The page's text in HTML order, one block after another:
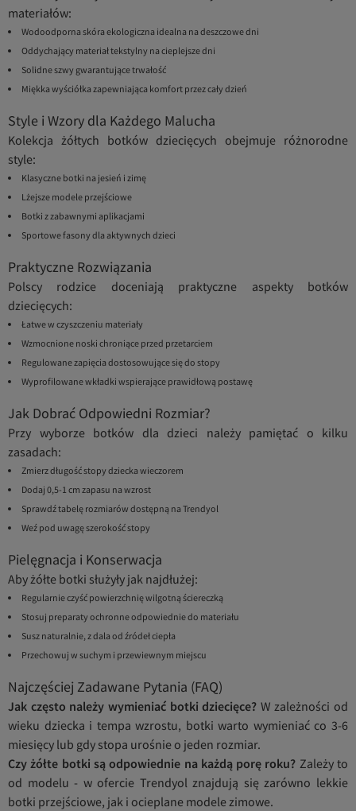
materiałów:
Wodoodporna skóra ekologiczna idealna na deszczowe dni
Oddychający materiał tekstylny na cieplejsze dni
Solidne szwy gwarantujące trwałość
Miękka wyściółka zapewniająca komfort przez cały dzień
Style i Wzory dla Każdego Malucha
Kolekcja żółtych botków dziecięcych obejmuje różnorodne
style:
Klasyczne botki na jesień i zimę
Lżejsze modele przejściowe
Botki z zabawnymi aplikacjami
Sportowe fasony dla aktywnych dzieci
Praktyczne Rozwiązania
Polscy rodzice doceniają praktyczne aspekty botków
dziecięcych:
Łatwe w czyszczeniu materiały
Wzmocnione noski chroniące przed przetarciem
Regulowane zapięcia dostosowujące się do stopy
Wyprofilowane wkładki wspierające prawidłową postawę
Jak Dobrać Odpowiedni Rozmiar?
Przy wyborze botków dla dzieci należy pamiętać o kilku
zasadach:
Zmierz długość stopy dziecka wieczorem
Dodaj 0,5-1 cm zapasu na wzrost
Sprawdź tabelę rozmiarów dostępną na Trendyol
Weź pod uwagę szerokość stopy
Pielęgnacja i Konserwacja
Aby żółte botki służyły jak najdłużej:
Regularnie czyść powierzchnię wilgotną ściereczką
Stosuj preparaty ochronne odpowiednie do materiału
Susz naturalnie, z dala od źródeł ciepła
Przechowuj w suchym i przewiewnym miejscu
Najczęściej Zadawane Pytania (FAQ)
Jak często należy wymieniać botki dziecięce? W zależności od
wieku dziecka i tempa wzrostu, botki warto wymieniać co 3-6
miesięcy lub gdy stopa urośnie o jeden rozmiar.
Czy żółte botki są odpowiednie na każdą porę roku? Zależy to
od modelu - w ofercie Trendyol znajdują się zarówno lekkie
botki przejściowe, jak i ocieplane modele zimowe.